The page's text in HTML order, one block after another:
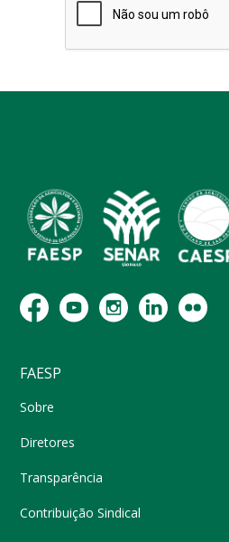
FAESP
Sobre
Diretores
Transparência
Contribuição Sindical